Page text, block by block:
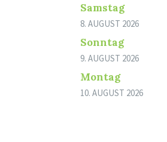
Samstag
8. AUGUST 2026
Sonntag
9. AUGUST 2026
Montag
10. AUGUST 2026